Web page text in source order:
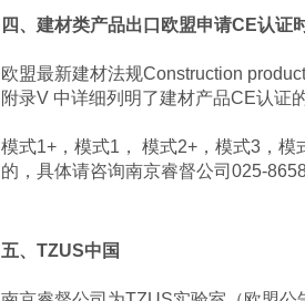
四、建材类产品出口欧盟申请CE认
欧盟最新建材法规Construction
附录V 中详细列明了建材产品CE认证
模式1+，模式1， 模式2+，模式3，
的，具体请咨询南京睿督公司025-
五、TZUS中国